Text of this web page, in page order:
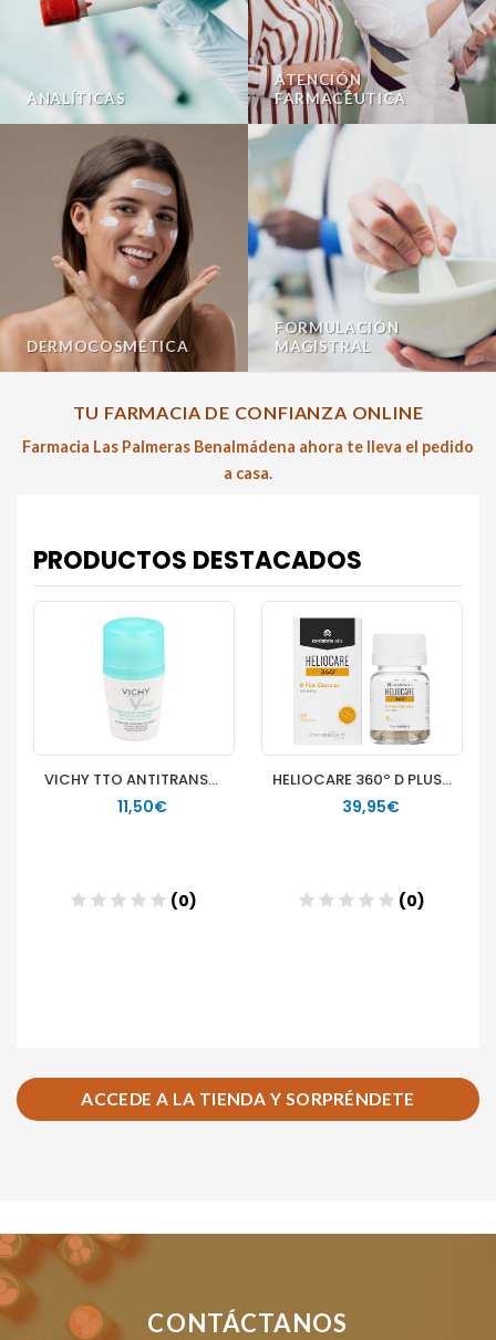
ANALÍTICAS
ATENCIÓN
FARMACÉUTICA
DERMOCOSMÉTICA
FORMULACIÓN
MAGISTRAL
TU FARMACIA DE CONFIANZA ONLINE
Farmacia Las Palmeras Benalmádena ahora te lleva el pedido
a casa.
ACCEDE A LA TIENDA Y SORPRÉNDETE
CONTÁCTANOS